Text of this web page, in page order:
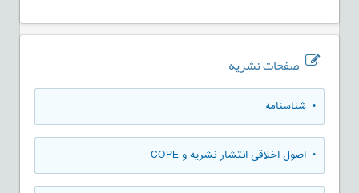
صفحات نشریه
• شناسنامه
• اصول اخلاقی انتشار نشریه و COPE